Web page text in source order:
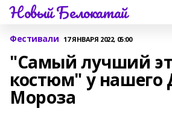
Новый Белокатай
Фестивали 17 ЯНВАРЯ 2022, 05:00
"Самый лучший
костюм" у нашего
Мороза